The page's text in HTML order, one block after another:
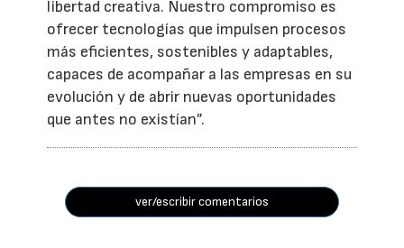
libertad creativa. Nuestro compromiso es
ofrecer tecnologías que impulsen procesos
más eficientes, sostenibles y adaptables,
capaces de acompañar a las empresas en su
evolución y de abrir nuevas oportunidades
que antes no existían”.
ver/escribir comentarios